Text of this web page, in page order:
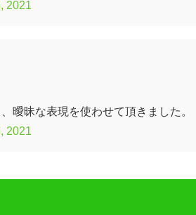
2021
曖昧な表現を使わせて頂きました。
2021